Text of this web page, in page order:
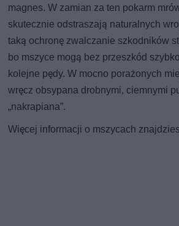
magnes. W zamian za ten pokarm
skutecznie odstraszają naturalnych
taką ochronę zwalczanie szkodników
bo mszyce mogą bez przeszkód
kolejne pędy. W mocno porażonych
wręcz obsypana drobnymi, ciemnymi
„nakrapiana”.
Więcej informacji o mszycach